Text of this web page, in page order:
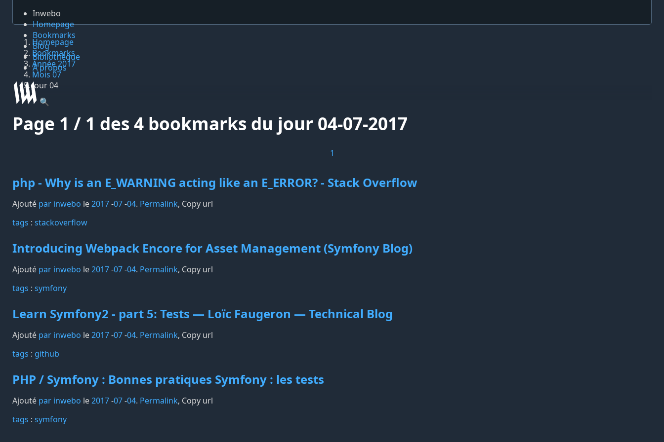
Inwebo
Homepage
Bookmarks
Blog
Bibliothèque
À propos
🔍
Homepage
Bookmarks
Année 2017
Mois 07
Jour 04
Page 1 / 1 des 4 bookmarks du jour 04-07-2017
1
php - Why is an E_WARNING acting like an E_ERROR? - Stack Overflow
Ajouté par inwebo le2017-07-04. Permalink, Copy url
tags️ : stackoverflow
Introducing Webpack Encore for Asset Management (Symfony Blog)
Ajouté par inwebo le2017-07-04. Permalink, Copy url
tags️ : symfony
Learn Symfony2 - part 5: Tests — Loïc Faugeron — Technical Blog
Ajouté par inwebo le2017-07-04. Permalink, Copy url
tags️ : github
PHP / Symfony : Bonnes pratiques Symfony : les tests
Ajouté par inwebo le2017-07-04. Permalink, Copy url
tags️ : symfony